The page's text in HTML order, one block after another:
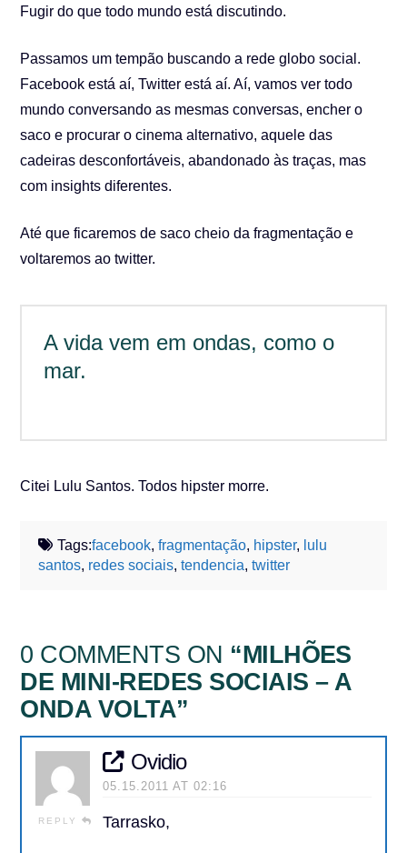
Fugir do que todo mundo está discutindo.
Passamos um tempão buscando a rede globo social.
Facebook está aí, Twitter está aí. Aí, vamos ver todo
mundo conversando as mesmas conversas, encher o
saco e procurar o cinema alternativo, aquele das
cadeiras desconfortáveis, abandonado às traças, mas
com insights diferentes.
Até que ficaremos de saco cheio da fragmentação e
voltaremos ao twitter.
A vida vem em ondas, como o
mar.
Citei Lulu Santos. Todos hipster morre.
Tags:facebook,fragmentação, hipster, lulu
santos, redes sociais,tendencia,twitter
0 COMMENTS ON “MILHÕES
DE MINI-REDES SOCIAIS – A
ONDA VOLTA”
REPLY
Ovidio
05.15.2011 AT 02:16
Tarrasko,